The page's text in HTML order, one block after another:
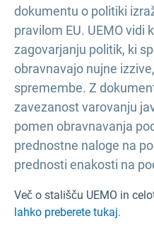
dokumentu o politiki
pravilom EU. UEMO vidi
zagovarjanju politik, ki
obravnavajo nujne
spremembe. Z
zavezanost varovanju
pomen obravnavanja
prednostne naloge na
prednosti enakosti na
Več o stališču UEMO in
lahko preberete tukaj.